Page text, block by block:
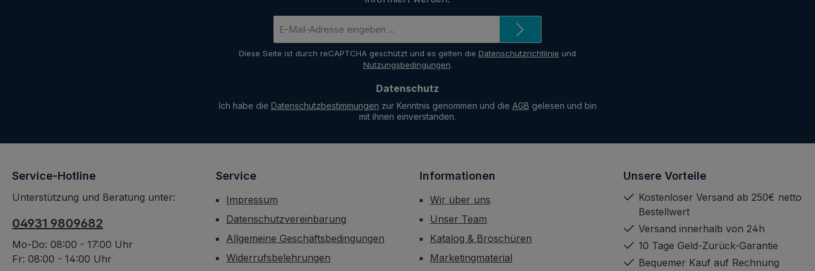
Mail-
Diese Seite ist durch reCAPTCHA geschützt und es gelten die Datenschutzrichtlinie und
Nutzungsbedingungen.
Datenschutz
Ich habe die Datenschutzbestimmungen zur Kenntnis genommen und die AGB gelesen und bin
mit ihnen einverstanden.
Service-Hotline
Unterstützung und Beratung unter:
04931 9809682
Mo-Do: 08:00 - 17:00 Uhr
Fr: 08:00 - 14:00 Uhr
Service
Impressum
Datenschutzvereinbarung
Allgemeine Geschäftsbedingungen
Widerrufsbelehrungen
Informationen
Wir über uns
Unser Team
Katalog & Broschüren
Marketingmaterial
Unsere Vorteile
Kostenloser Versand ab 250€ netto
Bestellwert
Versand innerhalb von 24h
10 Tage Geld-Zurück-Garantie
Bequemer Kauf auf Rechnung